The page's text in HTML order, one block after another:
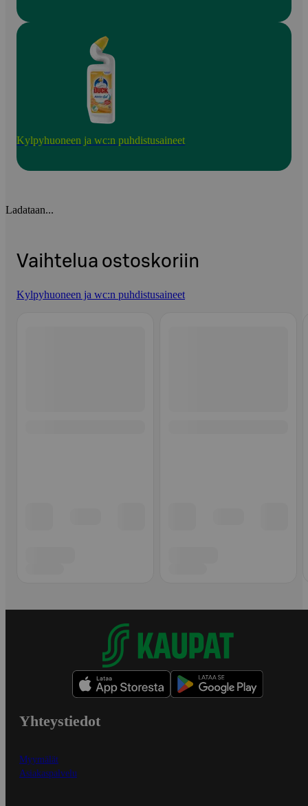
Kylpyhuoneen ja wc:n puhdistusaineet
Ladataan...
Vaihtelua ostoskoriin
Kylpyhuoneen ja wc:n puhdistusaineet
Yhteystiedot
Myymälät
Asiakaspalvelu